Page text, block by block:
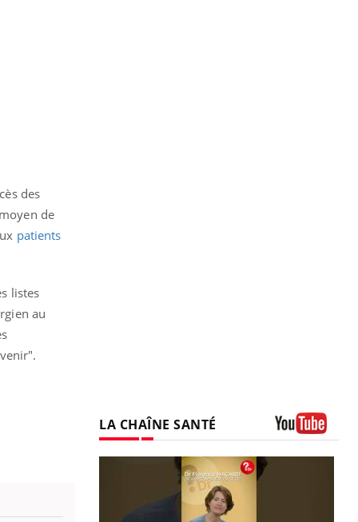
des
de
patients
listes
au
LA CHAÎNE SANTÉ